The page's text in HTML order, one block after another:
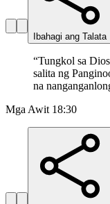
Ibahagi ang Talata
“Tungkol sa
salita ng
na
Mga Awit 18:30